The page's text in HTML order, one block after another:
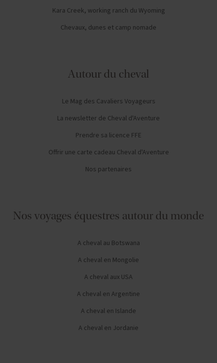
Kara Creek, working ranch du Wyoming
Chevaux, dunes et camp nomade
Autour du cheval
Le Mag des Cavaliers Voyageurs
La newsletter de Cheval d'Aventure
Prendre sa licence FFE
Offrir une carte cadeau Cheval d'Aventure
Nos partenaires
Nos voyages équestres autour du monde
A cheval au Botswana
A cheval en Mongolie
A cheval aux USA
A cheval en Argentine
A cheval en Islande
A cheval en Jordanie